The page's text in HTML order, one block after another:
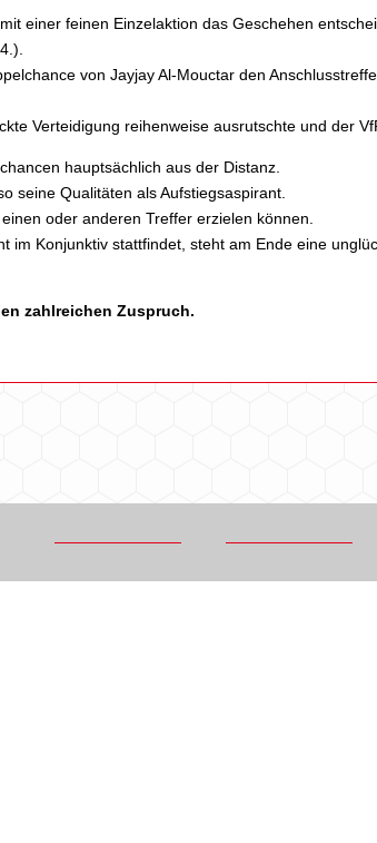
einer feinen Einzelaktion das Geschehen
von Jayjay Al-Mouctar den
Verteidigung reihenweise ausrutschte und der
hauptsächlich aus der Distanz.
seine Qualitäten als Aufstiegsaspirant.
oder anderen Treffer erzielen können.
im Konjunktiv stattfindet, steht am Ende eine
zahlreichen Zuspruch.